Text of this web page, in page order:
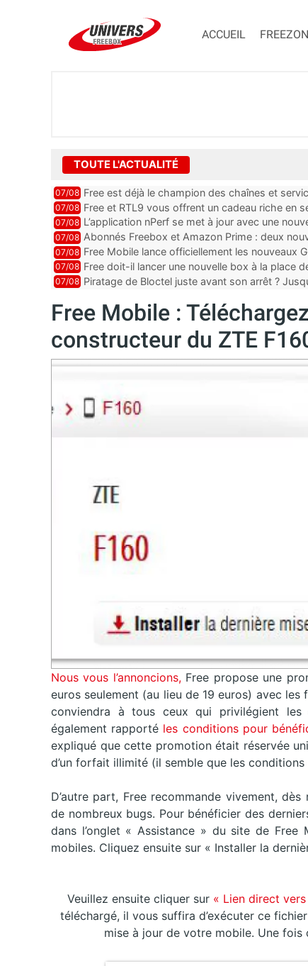
ACCUEIL
TOUTE L'ACTUALITÉ
07/08 Free est déjà le champion des chaînes et
encore au moin...
07/08 Free et RTL9 vous offrent un cadeau riche en
l’obtenir
07/08 L’application nPerf se met à jour avec une
Mobile, Orange, SFR ...
07/08 Abonnés Freebox et Amazon Prime : deux
07/08 Free Mobile lance officiellement les nouveaux
des promos et des cadeaux
07/08 Free doit-il lancer une nouvelle box à la place
07/08 Piratage de Bloctel juste avant son arrêt ?
Free Mobile :
constructeur du ZTE
Nous vous l’annoncions,Free propose une
euros seulement (au lieu de 19 euros) avec
conviendra à tous ceux qui privilégient
également rapporté les conditions pour
expliqué que cette promotion était réservée
d’un forfait illimité (il semble que les
D’autre part, Free recommande vivement,
de nombreux bugs. Pour bénéficier des
dans l’onglet « Assistance » du site de Free
mobiles. Cliquez ensuite sur « Installer la
Veuillez ensuite cliquer sur « Lien direct
téléchargé, il vous suffira d’exécuter ce
mise à jour de votre mobile. Une